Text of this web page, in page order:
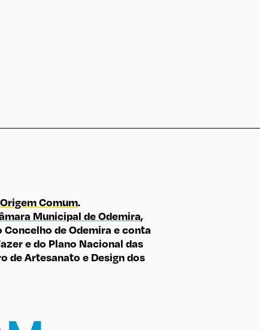
Origem Comum.
Municipal de Odemira,
de Odemira e conta
e do Plano Nacional das
de Artesanato e Design dos